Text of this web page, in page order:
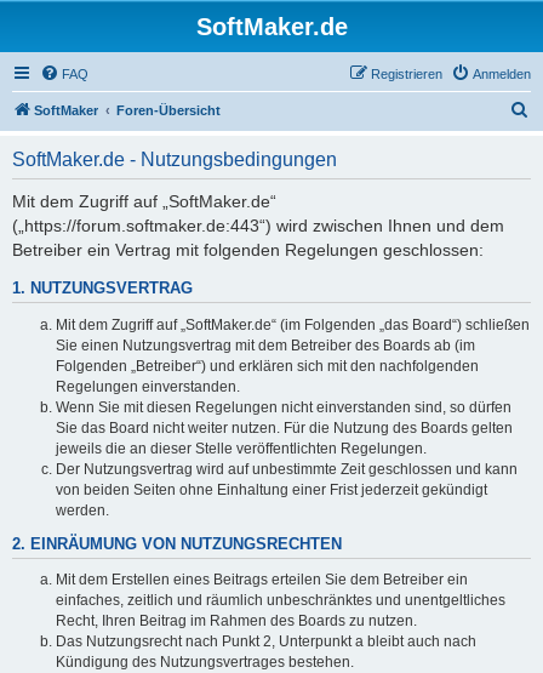
SoftMaker.de
FAQ Anmelden
Registrieren
SoftMaker Foren-Übersicht
SoftMaker.de - Nutzungsbedingungen
Mit dem Zugriff auf „SoftMaker.de“
(„https://forum.softmaker.de:443“) wird zwischen Ihnen und dem
Betreiber ein Vertrag mit folgenden Regelungen geschlossen:
1. NUTZUNGSVERTRAG
Mit dem Zugriff auf „SoftMaker.de“ (im Folgenden „das Board“) schließen
Sie einen Nutzungsvertrag mit dem Betreiber des Boards ab (im
Folgenden „Betreiber“) und erklären sich mit den nachfolgenden
Regelungen einverstanden.
Wenn Sie mit diesen Regelungen nicht einverstanden sind, so dürfen
Sie das Board nicht weiter nutzen. Für die Nutzung des Boards gelten
jeweils die an dieser Stelle veröffentlichten Regelungen.
Der Nutzungsvertrag wird auf unbestimmte Zeit geschlossen und kann
von beiden Seiten ohne Einhaltung einer Frist jederzeit gekündigt
werden.
2. EINRÄUMUNG VON NUTZUNGSRECHTEN
Mit dem Erstellen eines Beitrags erteilen Sie dem Betreiber ein
einfaches, zeitlich und räumlich unbeschränktes und unentgeltliches
Recht, Ihren Beitrag im Rahmen des Boards zu nutzen.
Das Nutzungsrecht nach Punkt 2, Unterpunkt a bleibt auch nach
Kündigung des Nutzungsvertrages bestehen.